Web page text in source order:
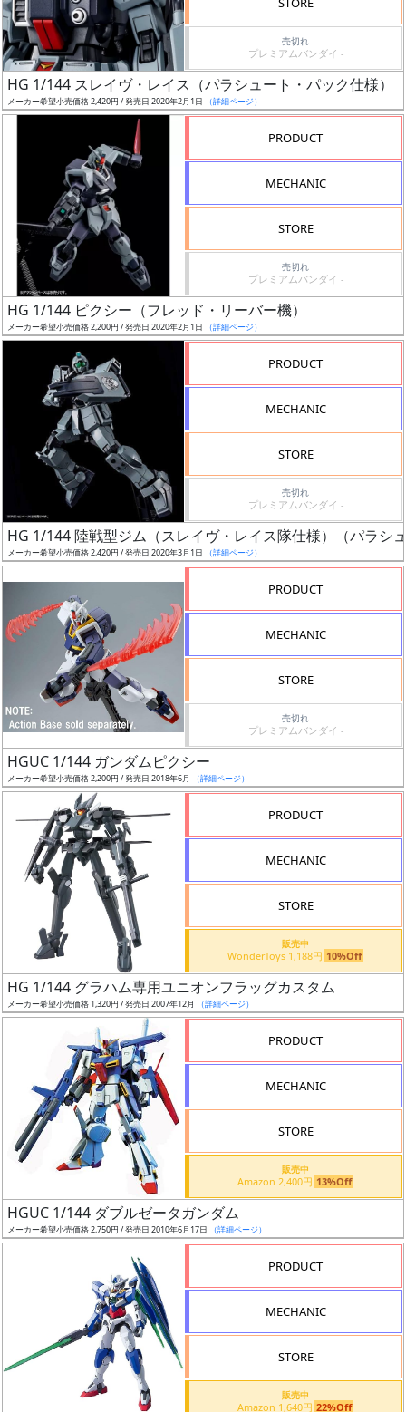
フ
リ
グ
レ
ル
形
色
シ
ー
ズ・
況
売
始
前
抽
選
活
売切れ
プレミアムバンダイ -
HG 1/144 スレイヴ・レイス（パラシュート・パック仕様）
メーカー希望小売価格 2,420円 / 発売日 2020年2月1日 （詳細ページ）
PRODUCT
MECHANIC
STORE
売切れ
プレミアムバンダイ -
HG 1/144 ピクシー（フレッド・リーバー機）
メーカー希望小売価格 2,200円 / 発売日 2020年2月1日 （詳細ページ）
PRODUCT
MECHANIC
STORE
売切れ
プレミアムバンダイ -
HG 1/144 陸戦型ジム（スレイヴ・レイス隊仕様）（パラシ
メーカー希望小売価格 2,420円 / 発売日 2020年3月1日 （詳細ページ）
PRODUCT
MECHANIC
STORE
売切れ
プレミアムバンダイ -
HGUC 1/144 ガンダムピクシー
メーカー希望小売価格 2,200円 / 発売日 2018年6月 （詳細ページ）
PRODUCT
MECHANIC
STORE
販売中
WonderToys 1,188円 10%Off
HG 1/144 グラハム専用ユニオンフラッグカスタム
メーカー希望小売価格 1,320円 / 発売日 2007年12月 （詳細ページ）
PRODUCT
MECHANIC
STORE
販売中
Amazon 2,400円 13%Off
HGUC 1/144 ダブルゼータガンダム
メーカー希望小売価格 2,750円 / 発売日 2010年6月17日 （詳細ページ）
PRODUCT
MECHANIC
STORE
販売中
Amazon 1,640円 22%Off